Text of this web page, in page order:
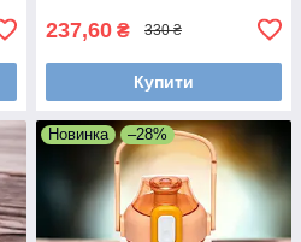
237,60 ₴ 330 ₴
Купити
Новинка –28%